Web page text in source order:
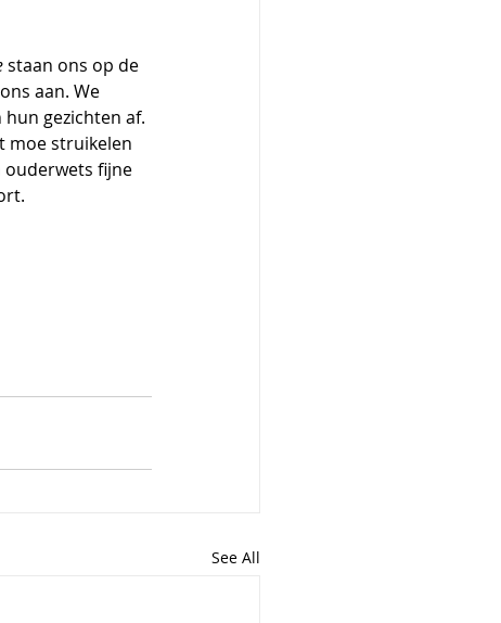
staan ons op de
aan. We
gezichten af.
moe struikelen
ouderwets fijne
See All